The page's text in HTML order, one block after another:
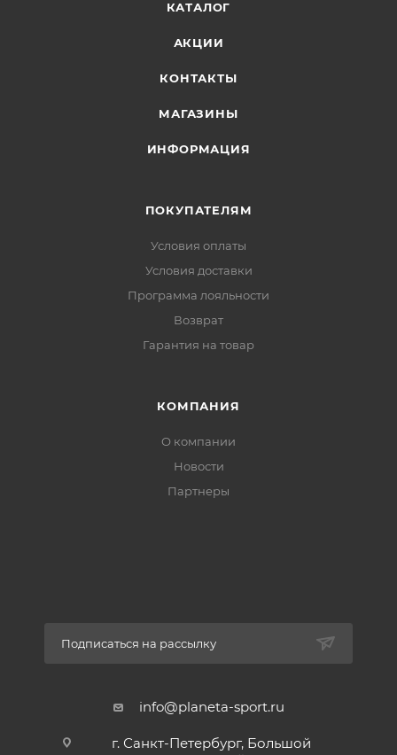
КАТАЛОГ
АКЦИИ
КОНТАКТЫ
МАГАЗИНЫ
ИНФОРМАЦИЯ
ПОКУПАТЕЛЯМ
Условия оплаты
Условия доставки
Программа лояльности
Возврат
Гарантия на товар
КОМПАНИЯ
О компании
Новости
Партнеры
Подписаться на рассылку
info@planeta-sport.ru
г. Санкт-Петербург, Большой